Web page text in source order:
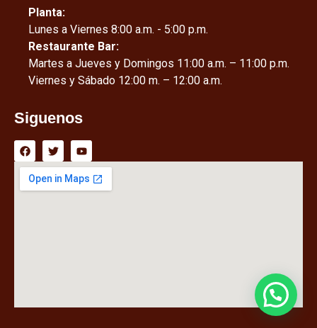
Planta:
Lunes a Viernes 8:00 a.m. - 5:00 p.m.
Restaurante Bar:
Martes a Jueves y Domingos 11:00 a.m. – 11:00 p.m.
Viernes y Sábado 12:00 m. – 12:00 a.m.
Siguenos